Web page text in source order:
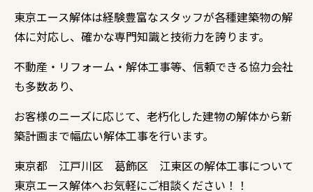
東京エース解体は経験豊富なスタッフが各種建築物の解
体に対応し、確かな専門知識と技術力を誇ります。
不動産・リフォーム・解体工事等、信頼できる協力会社
も多数あり、
お客様のニーズに応じて、老朽化した建物の解体から新
築計画まで幅広い解体工事を行います。
東京都 江戸川区 葛飾区 江東区の解体工事について
東京エース解体へお気軽にご相談ください！！